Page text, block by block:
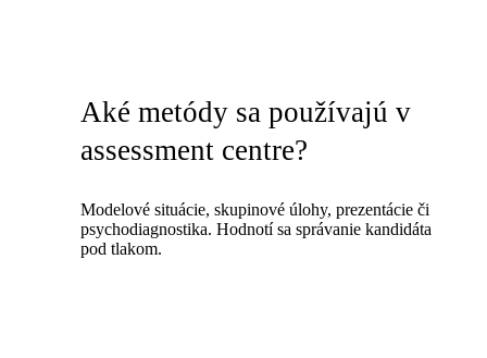
Aké metódy sa používajú v
assessment centre?
Modelové situácie, skupinové úlohy, prezentácie či
psychodiagnostika. Hodnotí sa správanie kandidáta
pod tlakom.